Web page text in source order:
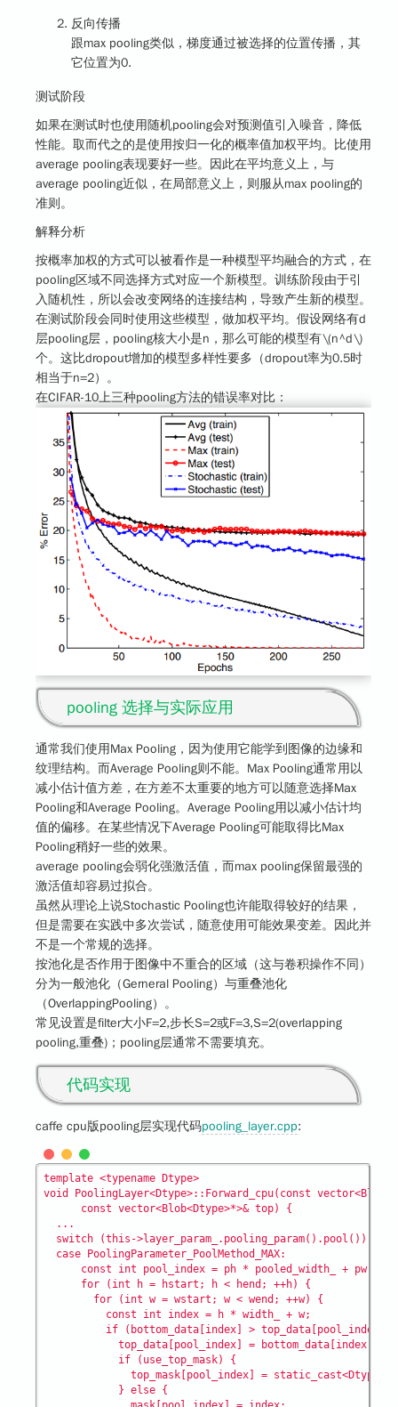
反向传播
跟max pooling类似，梯度通过被选择的位置传播，其
它位置为0.
测试阶段
如果在测试时也使用随机pooling会对预测值引入噪音，降低
性能。取而代之的是使用按归一化的概率值加权平均。比使用
average pooling表现要好一些。因此在平均意义上，与
average pooling近似，在局部意义上，则服从max pooling的
准则。
解释分析
按概率加权的方式可以被看作是一种模型平均融合的方式，在
pooling区域不同选择方式对应一个新模型。训练阶段由于引
入随机性，所以会改变网络的连接结构，导致产生新的模型。
在测试阶段会同时使用这些模型，做加权平均。假设网络有d
层pooling层，pooling核大小是n，那么可能的模型有\(n^d\)
个。这比dropout增加的模型多样性要多（dropout率为0.5时
相当于n=2）。
在CIFAR-10上三种pooling方法的错误率对比：
pooling 选择与实际应用
通常我们使用Max Pooling，因为使用它能学到图像的边缘和
纹理结构。而Average Pooling则不能。Max Pooling通常用以
减小估计值方差，在方差不太重要的地方可以随意选择Max
Pooling和Average Pooling。Average Pooling用以减小估计均
值的偏移。在某些情况下Average Pooling可能取得比Max
Pooling稍好一些的效果。
average pooling会弱化强激活值，而max pooling保留最强的
激活值却容易过拟合。
虽然从理论上说Stochastic Pooling也许能取得较好的结果，
但是需要在实践中多次尝试，随意使用可能效果变差。因此并
不是一个常规的选择。
按池化是否作用于图像中不重合的区域（这与卷积操作不同）
分为一般池化（Gerneral Pooling）与重叠池化
（OverlappingPooling）。
常见设置是filter大小F=2,步长S=2或F=3,S=2(overlapping
pooling,重叠)；pooling层通常不需要填充。
代码实现
caffe cpu版pooling层实现代码pooling_layer.cpp:
template <typename Dtype>
void PoolingLayer<Dtype>::Forward_cpu(const
      const vector<Blob<Dtype>*>& top) {
  ...
  switch (this->layer_param_.pooling_param().pool()) {
  case PoolingParameter_PoolMethod_MAX:
      for (int h = hstart; h < hend; ++h) {
        for (int w = wstart; w < wend; ++w) {
          const int index = h * width_ + w;
if (bottom_data[index] > top_data[pool_index])
            top_data[pool_index] = bottom_data[index];
            if (use_top_mask) {
top_mask[pool_index] =
            } else {